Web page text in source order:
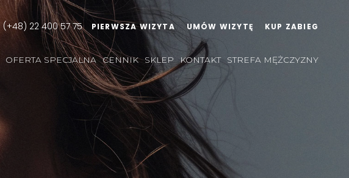
(+48) 22 400 57 75 PIERWSZA WIZYTA UMÓW WIZYTĘ KUP ZABIEG
OFERTA SPECJALNA CENNIK SKLEP KONTAKT STREFA MĘŻCZYZNY